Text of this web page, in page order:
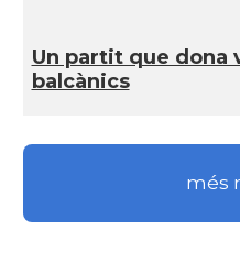
Un partit que dona
balcànics
més